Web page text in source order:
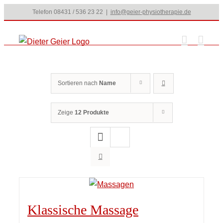
Inhalt
springen
Telefon 08431 / 536 23 22 info@geier-physiotherapie.de
Sortieren nach Name
Zeige 12 Produkte
Klassische Massage